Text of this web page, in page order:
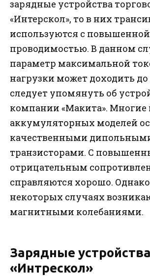
зарядные устройства
«Интерскол», то в них
используются с повышенной
проводимостью. В данном
параметр максимальной
нагрузки может доходить до
следует упомянуть об
компании «Макита». Многие
аккумуляторных моделей
качественными
транзисторами. С
отрицательным
справляются хорошо.
некоторых случаях
магнитными колебаниями.
Зарядные устройства
«Интрескол»